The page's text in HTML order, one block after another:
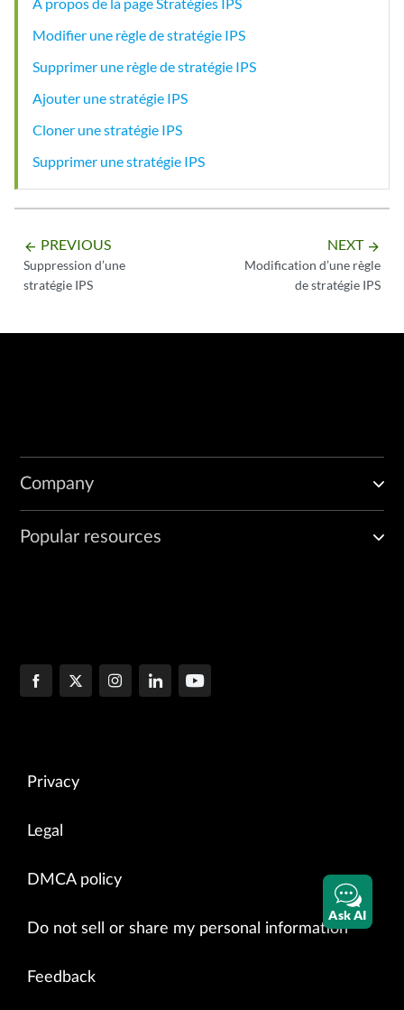
Modifier une règle de stratégie IPS
Supprimer une règle de stratégie IPS
Ajouter une stratégie IPS
Cloner une stratégie IPS
Supprimer une stratégie IPS
arrow_backward PREVIOUS
Suppression d’une
stratégie IPS
NEXT arrow_forward
Modification d’une règle
de stratégie IPS
Company
Popular resources
Privacy
Legal
DMCA policy
Do not sell or share my personal information
Feedback
Ask AI